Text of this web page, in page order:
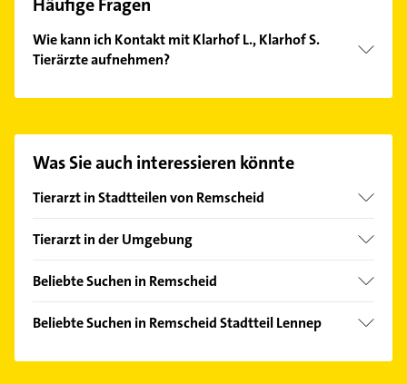
Häufige Fragen
Wie kann ich Kontakt mit Klarhof L., Klarhof S.
Tierärzte aufnehmen?
Kontaktmöglichkeiten wie Adresse oder Mail in
finden Sie alleKontaktdaten.
Was Sie auch interessieren könnte
Tierarzt in Stadtteilen von Remscheid
Lüttringhausen
Tierarzt in der Umgebung
Radevormwald
Wuppertal
Beliebte Suchen in Remscheid
Putzfrau
Dachdecker
Beliebte Suchen in Remscheid Stadtteil Lennep